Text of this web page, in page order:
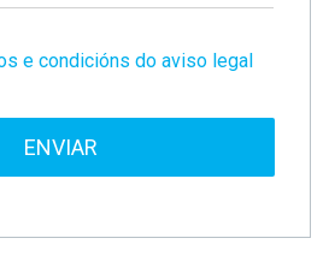
e condicións do aviso legal